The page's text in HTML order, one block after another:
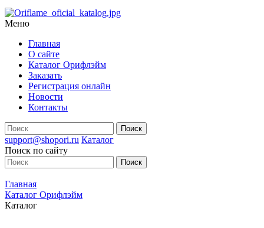
Меню
Главная
О сайте
Каталог Орифлэйм
Заказать
Регистрация онлайн
Новости
Контакты
support@shopori.ru Каталог
Поиск по сайту
Главная
Каталог Орифлэйм
Каталог